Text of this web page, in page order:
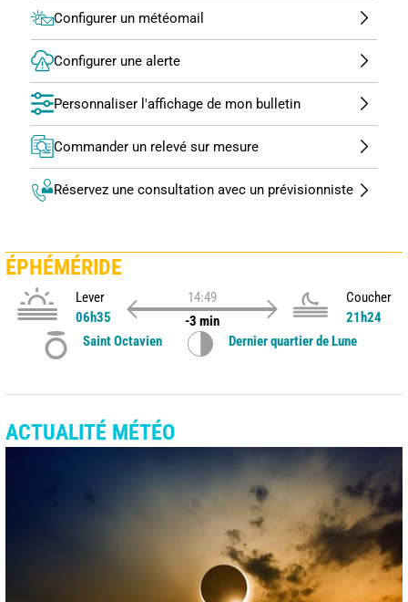
Configurer un météomail
Configurer une alerte
Personnaliser l'affichage de mon bulletin
Commander un relevé sur mesure
Réservez une consultation avec un prévisionniste
ÉPHÉMÉRIDE
Lever
06h35
14:49
-3 min
Coucher
21h24
Saint Octavien
Dernier quartier de Lune
ACTUALITÉ MÉTÉO